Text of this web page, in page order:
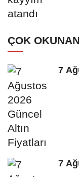
ÇOK
7
7